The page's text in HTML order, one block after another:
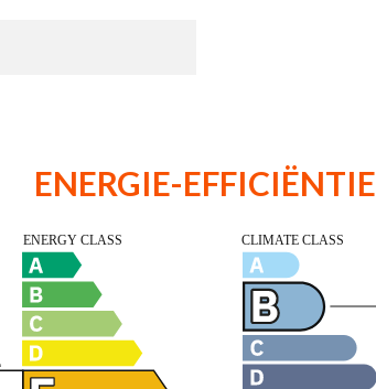
ENERGIE-EFFICIËNTIE